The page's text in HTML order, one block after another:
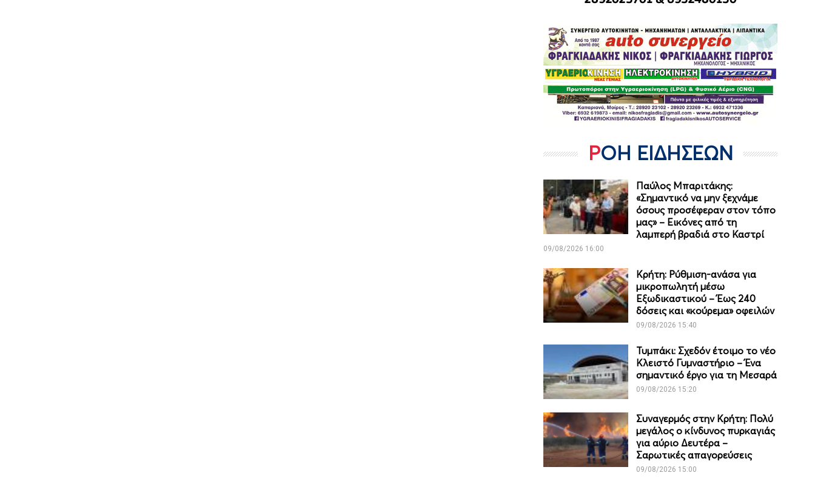
ΡΟΗ ΕΙΔΗΣΕΩΝ
Παύλος Μπαριτάκης:
«Σημαντικό να μην ξεχνάμε
όσους προσέφεραν στον τόπο
μας» – Εικόνες από τη
λαμπερή βραδιά στο Καστρί
09/08/2026 16:00
Κρήτη: Ρύθμιση-ανάσα για
μικροπωλητή μέσω
Εξωδικαστικού – Έως 240
δόσεις και «κούρεμα» οφειλών
09/08/2026 15:40
Τυμπάκι: Σχεδόν έτοιμο το νέο
Κλειστό Γυμναστήριο – Ένα
σημαντικό έργο για τη Μεσαρά
09/08/2026 15:20
Συναγερμός στην Κρήτη: Πολύ
μεγάλος ο κίνδυνος πυρκαγιάς
για αύριο Δευτέρα –
Σαρωτικές απαγορεύσεις
09/08/2026 15:00